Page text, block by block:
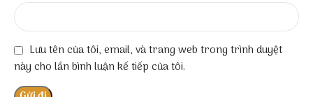
Lưu tên của tôi, email, và trang web trong trình duyệt
này cho lần bình luận kế tiếp của tôi.